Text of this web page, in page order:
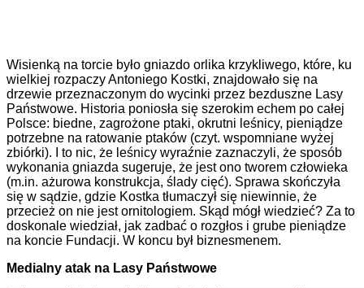
Wisienką na torcie było gniazdo orlika krzykliwego, które, ku
wielkiej rozpaczy Antoniego Kostki, znajdowało się na
drzewie przeznaczonym do wycinki przez bezduszne Lasy
Państwowe. Historia poniosła się szerokim echem po całej
Polsce: biedne, zagrożone ptaki, okrutni leśnicy, pieniądze
potrzebne na ratowanie ptaków (czyt. wspomniane wyżej
zbiórki). I to nic, że leśnicy wyraźnie zaznaczyli, że sposób
wykonania gniazda sugeruje, że jest ono tworem człowieka
(m.in. ażurowa konstrukcja, ślady cięć). Sprawa skończyła
się w sądzie, gdzie Kostka tłumaczył się niewinnie, że
przecież on nie jest ornitologiem. Skąd mógł wiedzieć? Za to
doskonale wiedział, jak zadbać o rozgłos i grube pieniądze
na koncie Fundacji. W koncu był biznesmenem.
Medialny atak na Lasy Państwowe